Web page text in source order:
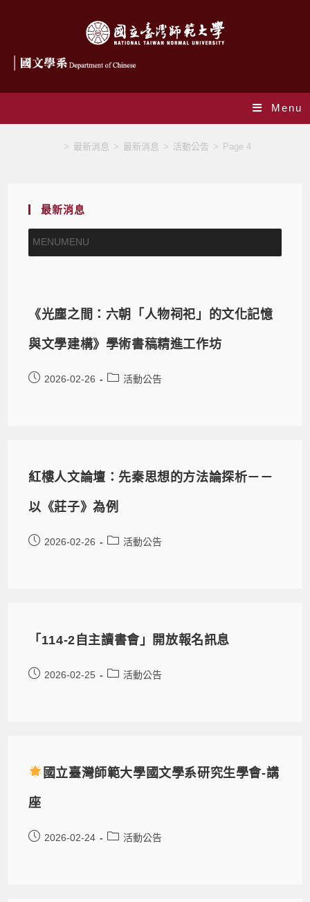
Menu
> 最新消息 > 最新消息 > 活動公告 > Page 4
最新消息
MENUMENU
《光塵之間：六朝「人物祠祀」的文化記憶
與文學建構》學術書稿精進工作坊
2026-02-26 活動公告
紅樓人文論壇：先秦思想的方法論探析－－
以《莊子》為例
2026-02-26 活動公告
「114-2自主讀書會」開放報名訊息
2026-02-25 活動公告
國立臺灣師範大學國文學系研究生學會-講
座
2026-02-24 活動公告